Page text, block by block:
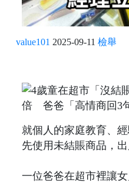
value101 2025-09-11 檢舉
就個人的家庭教育、
先使用未結賬商品，
一位爸爸在超市裡讓